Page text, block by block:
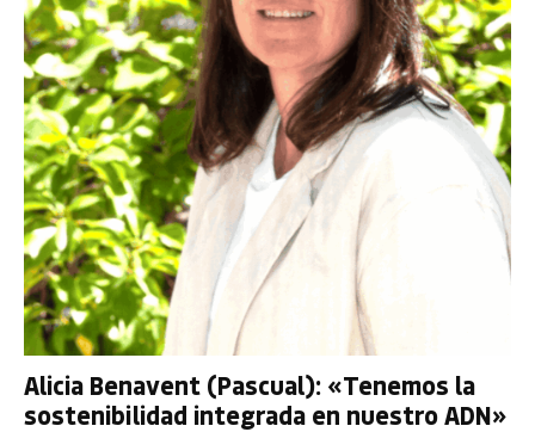
Alicia Benavent (Pascual): «Tenemos la
sostenibilidad integrada en nuestro ADN»